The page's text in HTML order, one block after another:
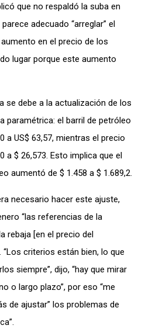
que no respaldó la suba en
adecuado “arreglar” el
en el precio de los
lugar porque este aumento
se debe a la actualización de los
paramétrica: el barril de petróleo
a US$ 63,57, mientras el precio
a $ 26,573. Esto implica que el
aumentó de $ 1.458 a $ 1.689,2.
necesario hacer este ajuste,
“las referencias de la
rebaja [en el precio del
“Los criterios están bien, lo que
siempre”, dijo, “hay que mirar
o largo plazo”, por eso “me
de ajustar” los problemas de